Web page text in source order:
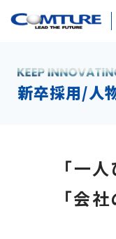
新卒採用/人
「一
「会